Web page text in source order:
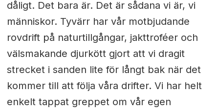
dåligt. Det bara är. Det är sådana vi är, vi
människor. Tyvärr har vår motbjudande
rovdrift på naturtillgångar, jakttroféer och
välsmakande djurkött gjort att vi dragit
strecket i sanden lite för långt bak när det
kommer till att följa våra drifter. Vi har helt
enkelt tappat greppet om vår egen